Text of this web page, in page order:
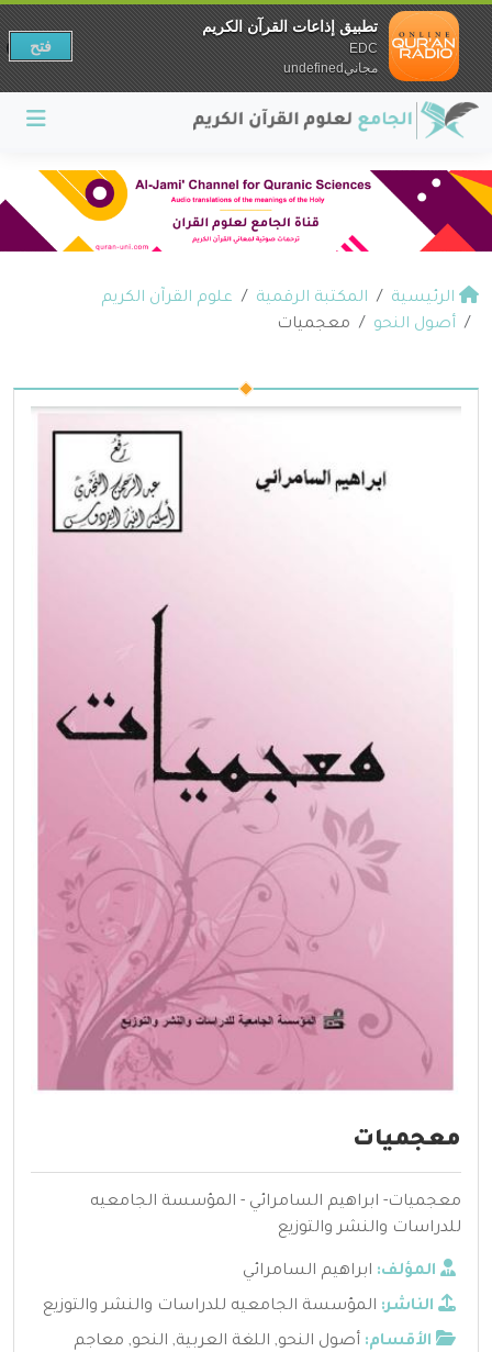
الرئيسية المكتبة الرقمية
علوم القرآن الكريم
أصول النحو
معجميات
معجميات
معجميات- ابراهيم السامرائي - المؤسسة الجامعيه
للدراسات والنشر والتوزيع
المؤلف: ابراهيم السامرائي
الناشر: المؤسسة الجامعيه للدراسات والنشر والتوزيع
الأقسام: أصول النحو, اللغة العربية, النحو, معاجم
تطبيق إذاعات القرآن الكريم
EDC
مجانيundefined
فتح